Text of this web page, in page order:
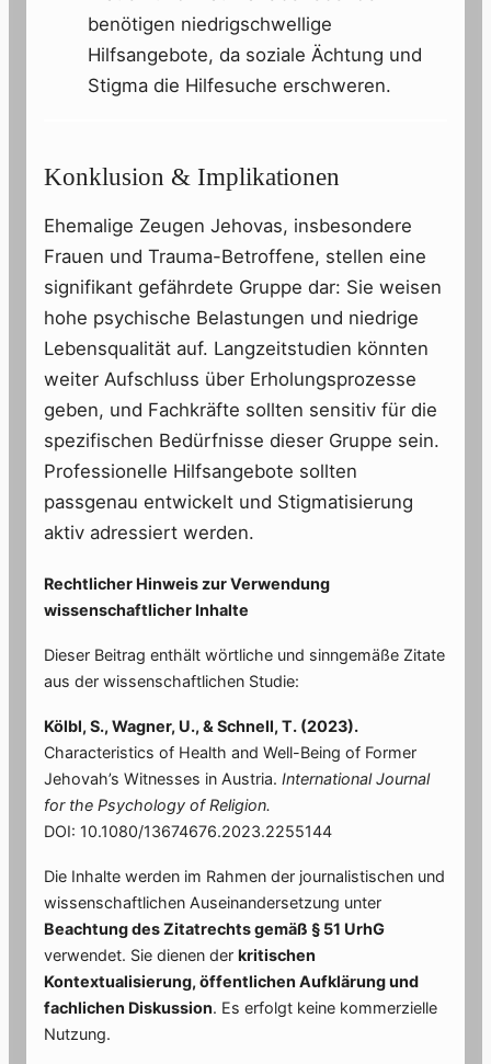
benötigen niedrigschwellige
Hilfsangebote, da soziale Ächtung und
Stigma die Hilfe­suche erschweren.
Konklusion & Implikationen
Ehemalige Zeugen Jehovas, insbesondere
Frauen und Trauma-Betroffene, stellen eine
signifikant gefährdete Gruppe dar: Sie weisen
hohe psychische Belastungen und niedrige
Lebensqualität auf. Langzeitstudien könnten
weiter Aufschluss über Erholungsprozesse
geben, und Fachkräfte sollten sensitiv für die
spezifischen Bedürfnisse dieser Gruppe sein.
Professionelle Hilfsangebote sollten
passgenau entwickelt und Stigmatisierung
aktiv adressiert werden.
Rechtlicher Hinweis zur Verwendung
wissenschaftlicher Inhalte
Dieser Beitrag enthält wörtliche und sinngemäße Zitate
aus der wissenschaftlichen Studie:
Kölbl, S., Wagner, U., & Schnell, T. (2023).
Characteristics of Health and Well-Being of Former
Jehovah’s Witnesses in Austria. International Journal
for the Psychology of Religion.
DOI: 10.1080/13674676.2023.2255144
Die Inhalte werden im Rahmen der journalistischen und
wissenschaftlichen Auseinandersetzung unter
Beachtung des Zitatrechts gemäß § 51 UrhG
verwendet. Sie dienen der kritischen
Kontextualisierung, öffentlichen Aufklärung und
fachlichen Diskussion. Es erfolgt keine kommerzielle
Nutzung.